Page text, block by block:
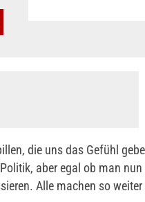
die uns das Gefühl
aber egal ob man
Alle machen so weiter